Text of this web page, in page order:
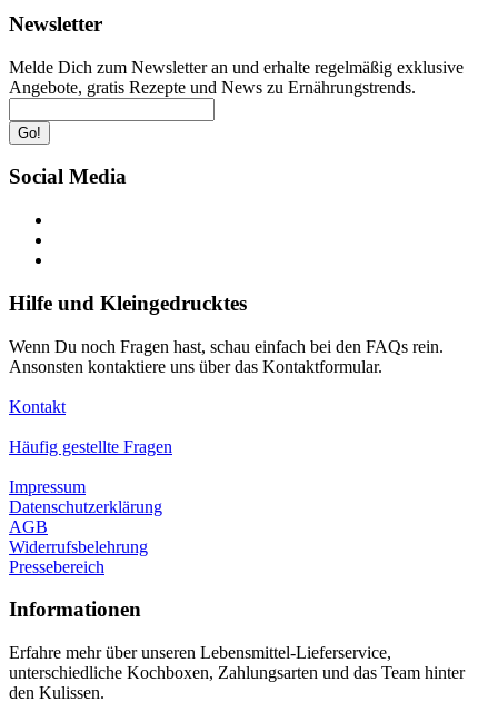
Newsletter
Melde Dich zum Newsletter an und erhalte regelmäßig exklusive
Angebote, gratis Rezepte und News zu Ernährungstrends.
Go!
Social Media
Hilfe und Kleingedrucktes
Wenn Du noch Fragen hast, schau einfach bei den FAQs rein.
Ansonsten kontaktiere uns über das Kontaktformular.
Kontakt
Häufig gestellte Fragen
Impressum
Datenschutzerklärung
AGB
Widerrufsbelehrung
Pressebereich
Informationen
Erfahre mehr über unseren Lebensmittel-Lieferservice,
unterschiedliche Kochboxen, Zahlungsarten und das Team hinter
den Kulissen.